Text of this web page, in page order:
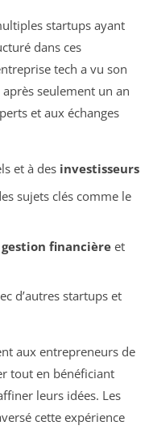
startups ayant
dans ces
tech a vu son
seulement un an
et aux échanges
et à des investisseurs
sujets clés comme le
gestion financièreet
d’autres startups et
aux entrepreneurs de
tout en bénéficiant
leurs idées. Les
cette expérience